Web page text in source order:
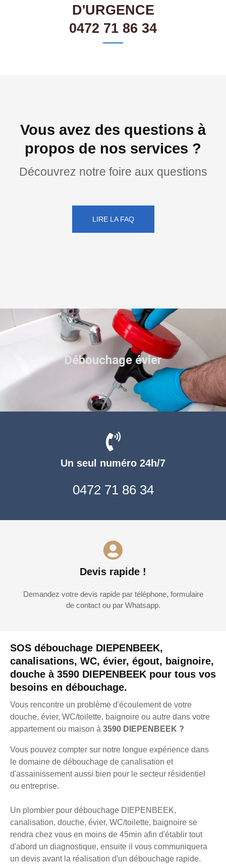
D'URGENCE
0472 71 86 34
Vous avez des questions à
propos de nos services ?
Découvrez notre foire aux questions
LIRE LA FAQ
SOS débouchage DIEPENBEEK,
canalisations, WC, évier, égout, baignoire,
douche à 3590 DIEPENBEEK pour tous vos
besoins en débouchage.
Vous rencontre un problème d'écoulement de votre
douche, évier, WC/toilette, baignoire ou autre dans votre
appartement ou maison à 3590 DIEPENBEEK ?
Vous pouvez compter sur notre longue expérience dans
le domaine de débouchage de canalisation et
d'assainissement aussi bien pour le secteur résidentiel
ou entreprise.
Un plombier pour débouchage DIEPENBEEK,
canalisation, douche, évier, WC/toilette, baignoire se
rendra chez vous en moins de 45min afin d'établir tout
d'abord un diagnostique, ensuite il vous communiquera
un devis avant la réalisation d'un débouchage rapide.
Un seul numéro 24h/7
0472 71 86 34
Devis rapide !
Demandez votre devis rapide par téléphone, formulaire
de contact ou par Whatsapp.
Débouchage évier